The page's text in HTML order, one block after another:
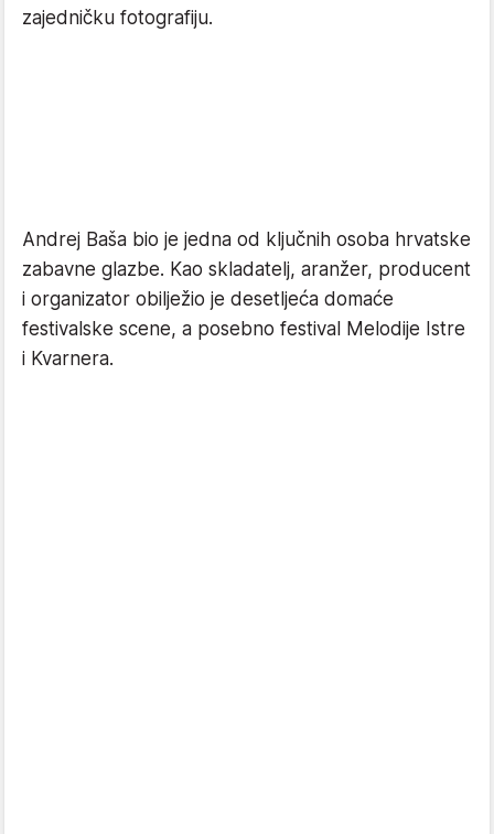
zajedničku fotografiju.
Andrej Baša bio je jedna od ključnih osoba hrvatske
zabavne glazbe. Kao skladatelj, aranžer, producent
i organizator obilježio je desetljeća domaće
festivalske scene, a posebno festival Melodije Istre
i Kvarnera.